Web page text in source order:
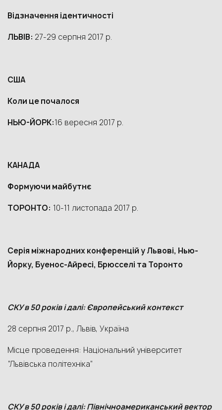
Відзначення ідентичності
ЛЬВІВ: 27-29 серпня 2017 р.
США
Коли це почалося
НЬЮ-ЙОРК:16 вересня 2017 р.
КАНАДА
Формуючи майбутнє
ТОРОНТО: 10-11 листопада 2017 р.
Серія міжнародних конференцій у Львові, Нью-
Йорку, Буенос-Айресі, Брюсселі та Торонто
СКУ в 50 років і далі: Європейський контекст
28 серпня 2017 р., Львів, Україна
Місце проведення: Національний університет
“Львівська політехніка”
СКУ в 50 років і далі: Північноамериканський вектор